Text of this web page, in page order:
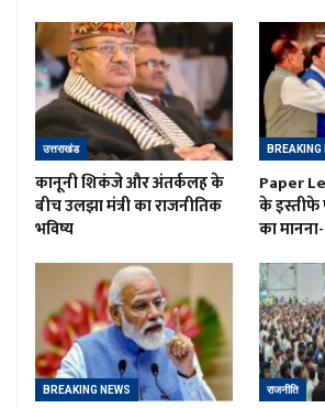
उत्तराखंड
कानूनी शिकंजे और अंतर्कलह के
बीच उलझा मंत्री का राजनीतिक
भविष्य
BREAKING
Paper
के इस्तीफे
का
BREAKING NEWS राजनीति